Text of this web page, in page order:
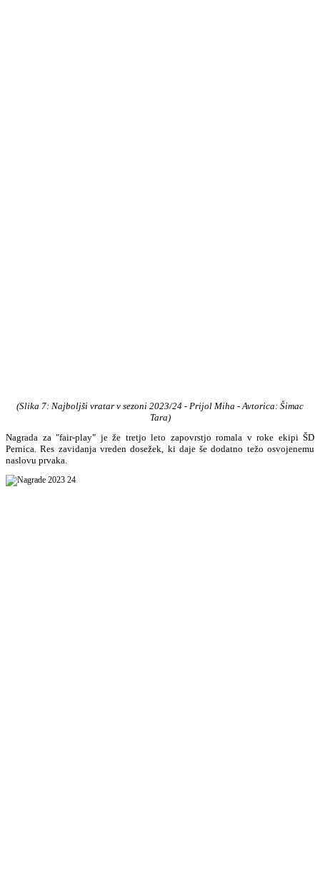
(Slika 7: Najboljši vratar v sezoni 2023/24 - Prijol Miha - Avtorica: Šimac
Tara)
Nagrada za "fair-play" je že tretjo leto zapovrstjo romala v roke ekipi ŠD
Pernica. Res zavidanja vreden dosežek, ki daje še dodatno težo osvojenemu
naslovu prvaka.